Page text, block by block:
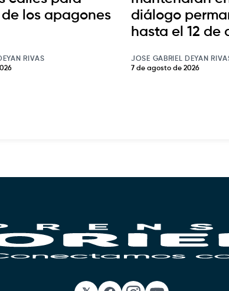
los apagones
RIVAS
diálogo
hasta el 12 de
JOSE GABRIEL DEYAN
7 de agosto de 2026